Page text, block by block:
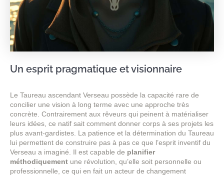
Un esprit pragmatique et visionnaire
Le Taureau ascendant Verseau possède la capacité rare de
concilier une vision à long terme avec une approche très
concrète. Contrairement aux rêveurs qui peinent à matérialiser
leurs idées, ce natif sait comment donner corps à ses projets les
plus avant-gardistes. La patience et la détermination du Taureau
lui permettent de construire pas à pas ce que l’esprit inventif du
Verseau a imaginé. Il est capable de planifier
méthodiquement une révolution, qu’elle soit personnelle ou
professionnelle, ce qui en fait un acteur de changement